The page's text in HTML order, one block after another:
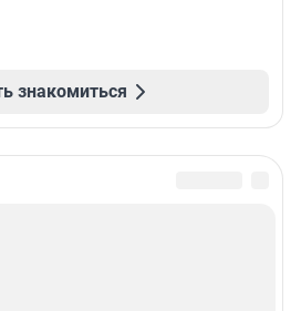
знакомиться